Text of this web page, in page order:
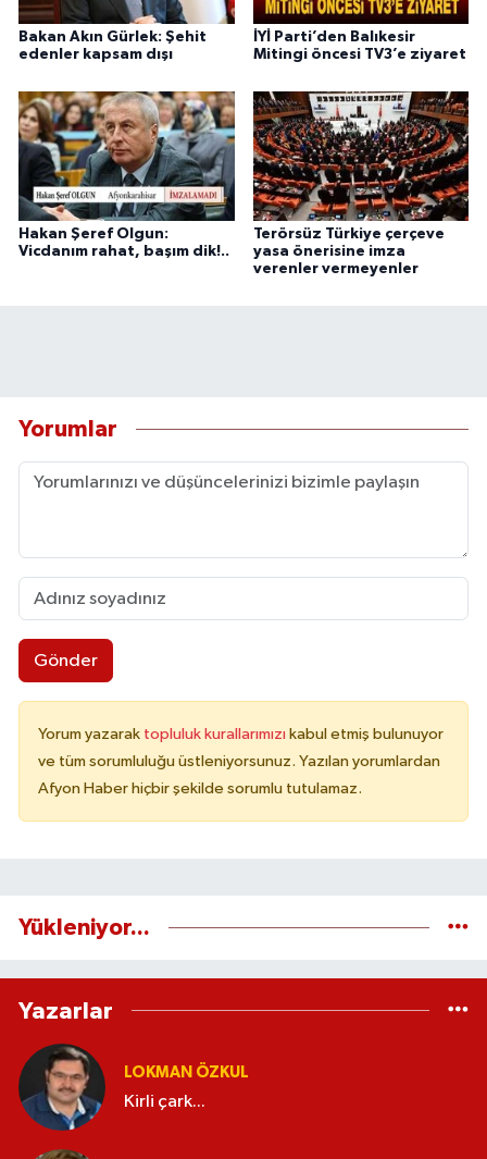
Bakan Akın Gürlek: Şehit
edenler kapsam dışı
İYİ Parti’den Balıkesir
Mitingi öncesi TV3’e ziyaret
Hakan Şeref Olgun:
Vicdanım rahat, başım dik!..
Terörsüz Türkiye çerçeve
yasa önerisine imza
verenler vermeyenler
Yorumlar
Gönder
Yorum yazarak topluluk kurallarımızı kabul etmiş bulunuyor
ve tüm sorumluluğu üstleniyorsunuz. Yazılan yorumlardan
Afyon Haber hiçbir şekilde sorumlu tutulamaz.
Yükleniyor...
Yazarlar
LOKMAN ÖZKUL
Kirli çark...